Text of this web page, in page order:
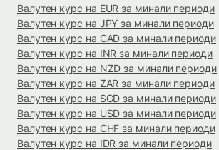
Валутен курс на EUR за минали периоди
Валутен курс на JPY за минали периоди
Валутен курс на CAD за минали периоди
Валутен курс на INR за минали периоди
Валутен курс на NZD за минали периоди
Валутен курс на ZAR за минали периоди
Валутен курс на SGD за минали периоди
Валутен курс на USD за минали периоди
Валутен курс на CHF за минали периоди
Валутен курс на IDR за минали периоди